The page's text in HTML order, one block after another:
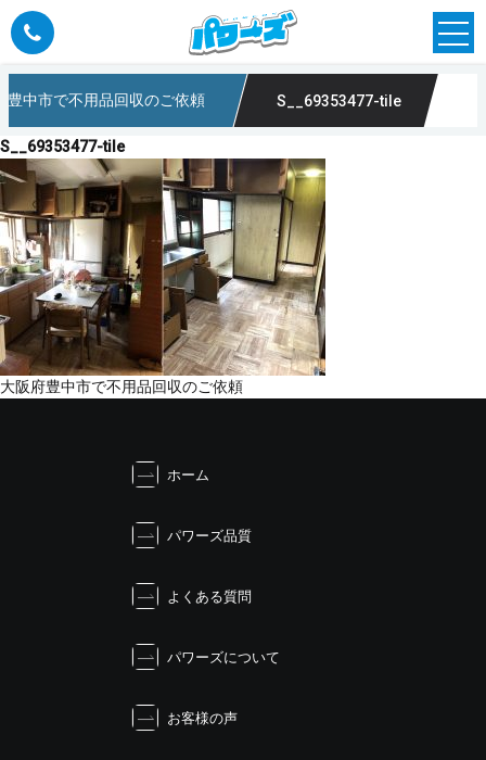
豊中市で不用品回収のご依頼 S__69353477-tile
S__69353477-tile
投
大阪府豊中市で不用品回収のご依頼
ホーム
パワーズ品質
よくある質問
パワーズについて
お客様の声